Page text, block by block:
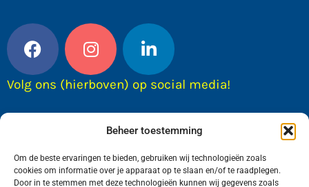
Beheer toestemming
Om de beste ervaringen te bieden, gebruiken wij technologieën zoals
cookies om informatie over je apparaat op te slaan en/of te raadplegen.
Door in te stemmen met deze technologieën kunnen wij gegevens zoals
Volg ons (hierboven) op social media!